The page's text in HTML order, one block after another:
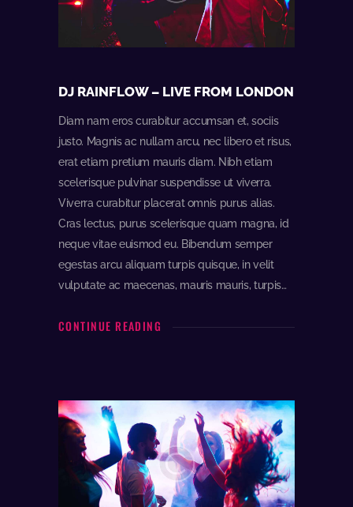
DJ RAINFLOW – LIVE FROM LONDON
Diam nam eros curabitur accumsan et, sociis
justo. Magnis ac nullam arcu, nec libero et risus,
erat etiam pretium mauris diam. Nibh etiam
scelerisque pulvinar suspendisse ut viverra.
Viverra curabitur placerat omnis purus alias.
Cras lectus, purus scelerisque quam magna, id
neque vitae euismod eu. Bibendum semper
egestas arcu aliquam turpis quisque, in velit
vulputate ac maecenas, mauris mauris, turpis…
CONTINUE READING